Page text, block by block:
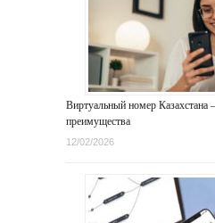
Виртуальный номер Казахстана
преимущества
12/02/2026